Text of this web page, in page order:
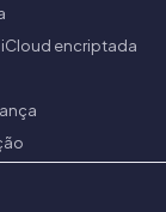
encriptada